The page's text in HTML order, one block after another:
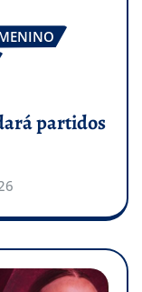
partidos